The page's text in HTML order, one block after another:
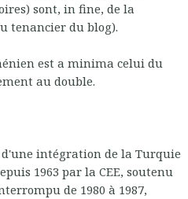
sont, in fine, de la
tenancier du blog).
est a minima celui du
au double.
d'une intégration de la Turquie
1963 par la CEE, soutenu
de 1980 à 1987,